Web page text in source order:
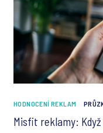
HODNOCENÍ REKLAM
Misfit reklamy: